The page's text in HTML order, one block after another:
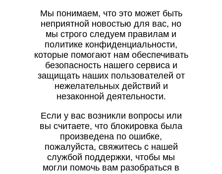
Мы понимаем, что это может быть
неприятной новостью для вас, но
мы строго следуем правилам и
политике конфиденциальности,
которые помогают нам обеспечивать
безопасность нашего сервиса и
защищать наших пользователей от
нежелательных действий и
незаконной деятельности.
Если у вас возникли вопросы или
вы считаете, что блокировка была
произведена по ошибке,
пожалуйста, свяжитесь с нашей
службой поддержки, чтобы мы
могли помочь вам разобраться в